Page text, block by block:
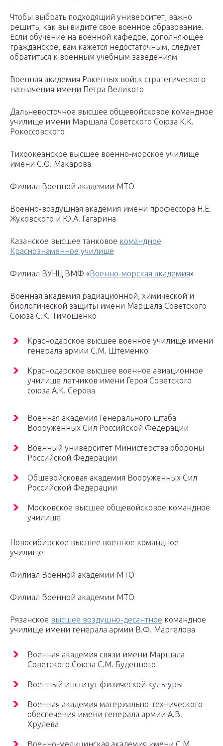
Чтобы выбрать подходящий университет, важно
решить, как вы видите свое военное образование.
Если обучение на военной кафедре, дополняющее
гражданское, вам кажется недостаточным, следует
обратиться к военным учебным заведениям
Военная академия Ракетных войск стратегического
назначения имени Петра Великого
Дальневосточное высшее общевойсковое командное
училище имени Маршала Советского Союза К.К.
Рокоссовского
Тихоокеанское высшее военно-морское училище
имени С.О. Макарова
Филиал Военной академии МТО
Военно-воздушная академия имени профессора Н.Е.
Жуковского и Ю.А. Гагарина
Казанское высшее танковое командное
Краснознаменное училище
Филиал ВУНЦ ВМФ «Военно-морская академия»
Военная академия радиационной, химической и
биологической защиты имени Маршала Советского
Союза С.К. Тимошенко
Краснодарское высшее военное училище имени
генерала армии С.М. Штеменко
Краснодарское высшее военное авиационное
училище летчиков имени Героя Советского
союза А.К. Серова
Военная академия Генерального штаба
Вооруженных Сил Российской Федерации
Военный университет Министерства обороны
Российской Федерации
Общевойсковая академия Вооруженных Сил
Российской Федерации
Московское высшее общевойсковое командное
училище
Новосибирское высшее военное командное
училище
Филиал Военной академии МТО
Филиал Военной академии МТО
Рязанское высшее воздушно-десантное командное
училище имени генерала армии В.Ф. Маргелова
Военная академия связи имени Маршала
Советского Союза С.М. Буденного
Военный институт физической культуры
Военная академия материально-технического
обеспечения имени генерала армии А.В.
Хрулева
Военно-медицинская академия имени С.М.